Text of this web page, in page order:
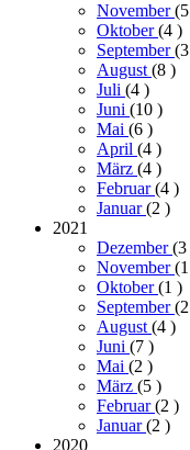
November(5
Oktober(4 )
September(3
August (8 )
Juli (4 )
Juni (10 )
Mai (6 )
April (4 )
März (4 )
Februar(4 )
Januar(2 )
2021
Dezember(3
November(1
Oktober(1 )
September(2
August (4 )
Juni (7 )
Mai (2 )
März (5 )
Februar(2 )
Januar(2 )
2020